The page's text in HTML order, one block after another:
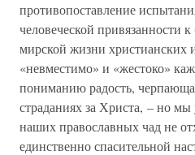
противопоставление
человеческой привязанности
мирской жизни христианских
«невместимо» и «жестоко»
пониманию радость,
страданиях за Христа, – но
наших православных чад не
единственно спасительной